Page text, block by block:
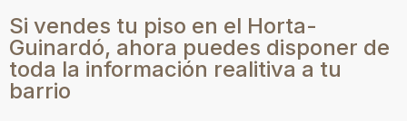
Si vendes tu piso en el Horta-
Guinardó, ahora puedes disponer de
toda la información realitiva a tu
barrio